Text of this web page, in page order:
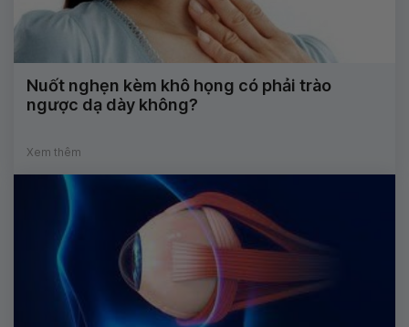
Nuốt nghẹn kèm khô họng có phải trào
ngược dạ dày không?
Xem thêm